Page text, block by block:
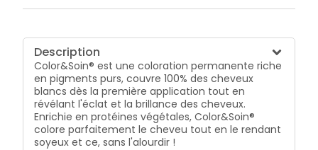
Description
Color&Soin® est une coloration permanente riche
en pigments purs, couvre 100% des cheveux
blancs dès la première application tout en
révélant l'éclat et la brillance des cheveux.
Enrichie en protéines végétales, Color&Soin®
colore parfaitement le cheveu tout en le rendant
soyeux et ce, sans l'alourdir !